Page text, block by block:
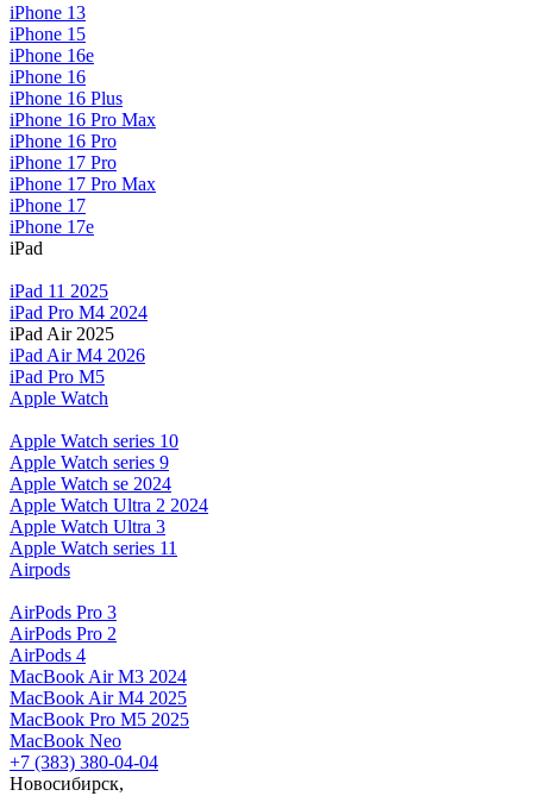
iPhone 13
iPhone 15
iPhone 16e
iPhone 16
iPhone 16 Plus
iPhone 16 Pro Max
iPhone 16 Pro
iPhone 17 Pro
iPhone 17 Pro Max
iPhone 17
iPhone 17e
iPad
iPad 11 2025
iPad Pro M4 2024
iPad Air 2025
iPad Air M4 2026
iPad Pro M5
Apple Watch
Apple Watch series 10
Apple Watch series 9
Apple Watch se 2024
Apple Watch Ultra 2 2024
Apple Watch Ultra 3
Apple Watch series 11
Airpods
AirPods Pro 3
AirPods Pro 2
AirPods 4
MacBook Air M3 2024
MacBook Air M4 2025
MacBook Pro M5 2025
MacBook Neo
+7 (383) 380-04-04
Новосибирск,